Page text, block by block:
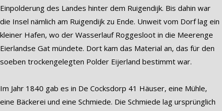
Einpolderung des Landes hinter dem Ruigendijk. Bis dahin war
die Insel nämlich am Ruigendijk zu Ende. Unweit vom Dorf lag ein
kleiner Hafen, wo der Wasserlauf Roggesloot in die Meerenge
Eierlandse Gat mündete. Dort kam das Material an, das für den
soeben trockengelegten Polder Eijerland bestimmt war.
Im Jahr 1840 gab es in De Cocksdorp 41 Häuser, eine Mühle,
eine Bäckerei und eine Schmiede. Die Schmiede lag ursprünglich